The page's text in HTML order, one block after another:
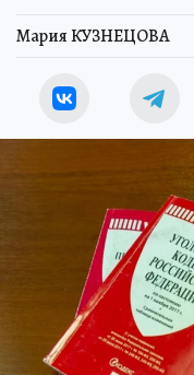
Мария КУЗНЕЦОВА